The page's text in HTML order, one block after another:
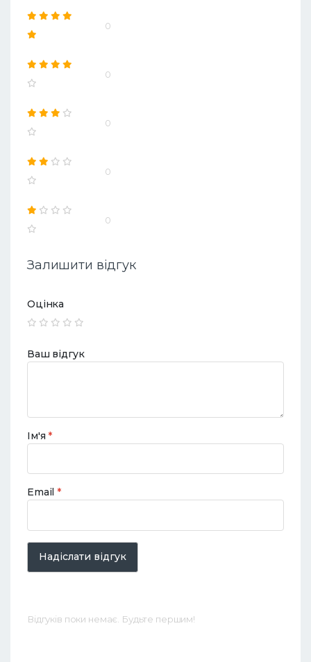
0
0
0
0
0
Залишити відгук
Оцінка
Ваш відгук
Ім'я*
Email*
Надіслати відгук
Відгуків поки немає. Будьте першим!